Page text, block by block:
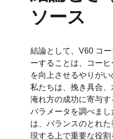
ソース
結論として、V60 コ
ーすることは、コー
を向上させるやりがい
私たちは、挽き具合、
淹れ方の成功に寄与
パラメータを調べま
は、バランスのとれ
現する上で重要な役